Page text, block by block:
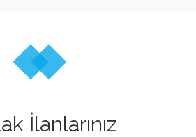
İlanlarınız